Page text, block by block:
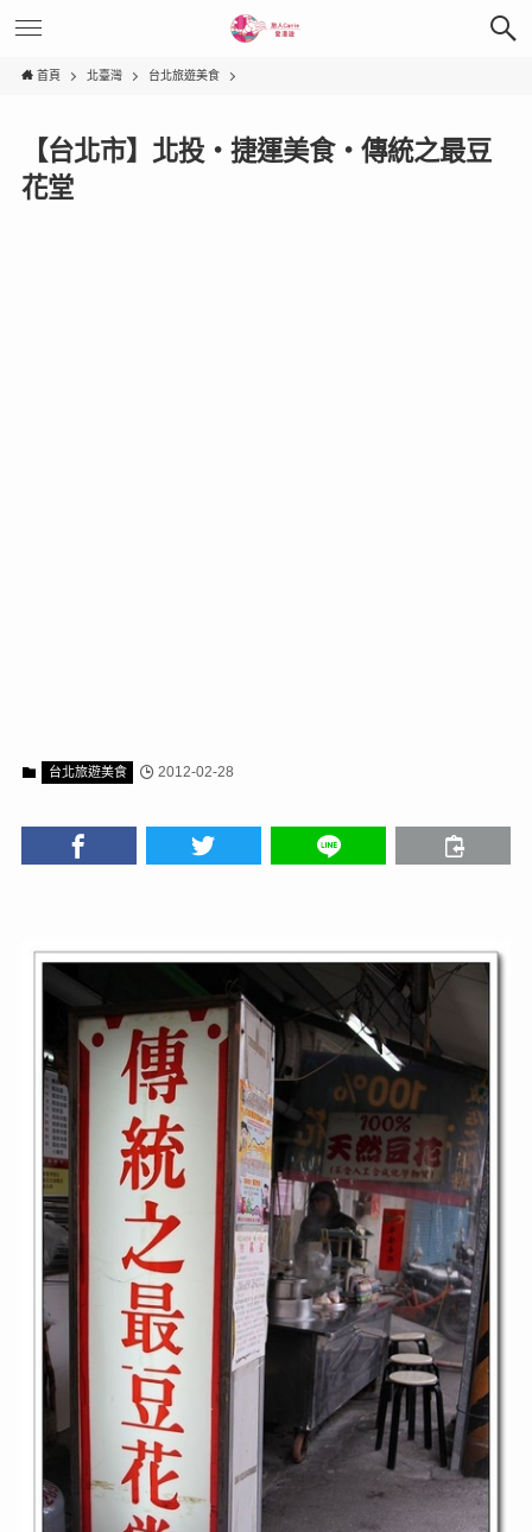
首頁 北臺灣 台北旅遊美食
【台北市】北投‧捷運美食‧傳統之最豆
花堂
台北旅遊美食 2012-02-28